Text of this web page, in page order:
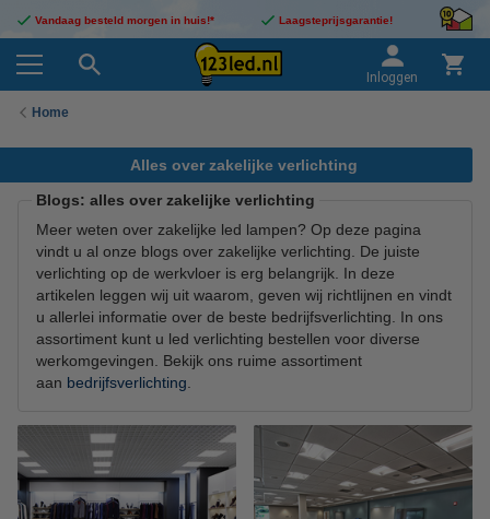
Vandaag besteld morgen in huis!* Laagsteprijsgarantie!
Inloggen
Home
Alles over zakelijke verlichting
Blogs: alles over zakelijke verlichting
Meer weten over zakelijke led lampen? Op deze pagina
vindt u al onze blogs over zakelijke verlichting. De juiste
verlichting op de werkvloer is erg belangrijk. In deze
artikelen leggen wij uit waarom, geven wij richtlijnen en vindt
u allerlei informatie over de beste bedrijfsverlichting. In ons
assortiment kunt u led verlichting bestellen voor diverse
werkomgevingen. Bekijk ons ruime assortiment
aan bedrijfsverlichting